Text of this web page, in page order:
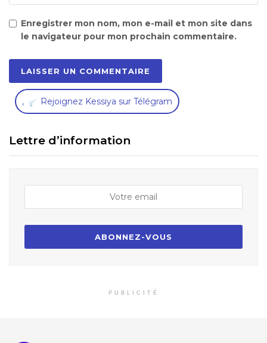
Enregistrer mon nom, mon e-mail et mon site dans
le navigateur pour mon prochain commentaire.
, Rejoignez Kessiya sur Télégram
Lettre d’information
PUBLICITÉ